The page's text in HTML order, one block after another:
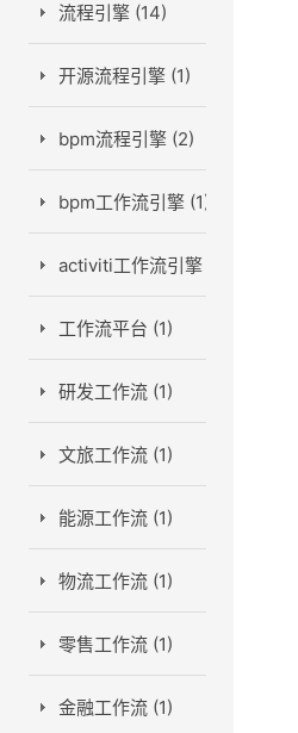
流程引擎 (14)
开源流程引擎 (1)
bpm流程引擎 (2)
bpm工作流引擎 (1)
activiti工作流引擎 (1)
工作流平台 (1)
研发工作流 (1)
文旅工作流 (1)
能源工作流 (1)
物流工作流 (1)
零售工作流 (1)
金融工作流 (1)